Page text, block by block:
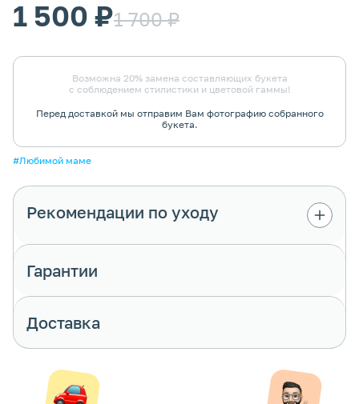
1 500 ₽1 700 ₽
Возможна 20% замена составляющих букета
с соблюдением стилистики и цветовой гаммы!
Перед доставкой мы отправим Вам фотографию собранного
букета.
#Любимой маме
Рекомендации по уходу
Гарантии
Доставка